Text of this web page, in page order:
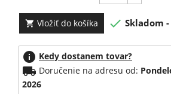
 Vložiť do košíka  Skladom
info Kedy dostanem tovar?
local_shipping Doručenie na adresu od:
2026